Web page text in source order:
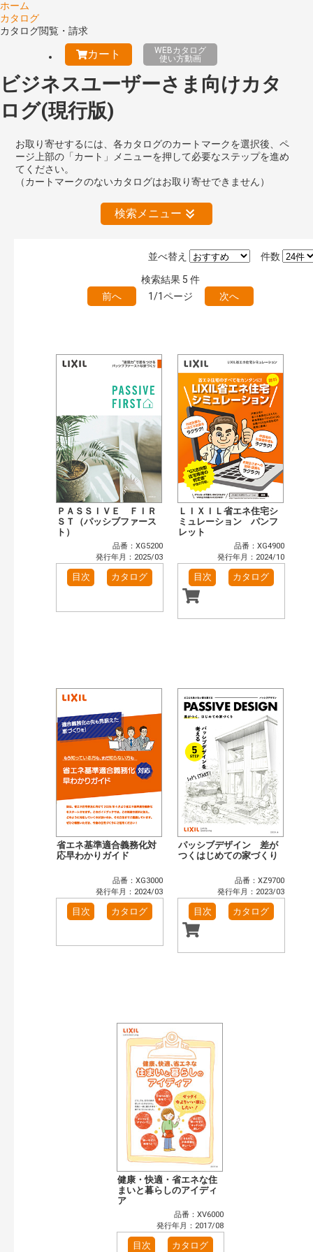
ホーム
カタログ
カタログ閲覧・請求
カート
WEBカタログ
使い方動画
ビジネスユーザーさま向けカタ
ログ(現行版)
お取り寄せするには、各カタログのカートマークを選択後、ペ
ージ上部の「カート」メニューを押して必要なステップを進め
てください。
（カートマークのないカタログはお取り寄せできません）
検索メニュー
絞り込みの解除
キーワード検索（あいまい）
目次も検索 検 索
おすすめハッシュタグ
まずはここから（2）
リフォームおすすめ（2）
省エネ住宅関連（5）
補助金・優遇制度を知る（1）
カテゴリー
窓・シャッター（3）
玄関ドア・引戸（2）
インテリア建材（1）
エクステリア（1）
キッチン（1）
浴室（1）
洗面化粧室（1）
トイレ（1）
小型電気温水器（1）
太陽光発電・屋根・外壁（4）
高性能住宅工法（4）
その他（5）
開始年:
件数
並べ替え
検索結果 5 件
前へ
1/1ページ 次へ
ＰＡＳＳＩＶＥ ＦＩＲ
ＳＴ（パッシブファース
ト）
品番：XG5200
発行年月：2025/03
目次 カタログ
ＬＩＸＩＬ省エネ住宅シ
ミュレーション パンフ
レット
品番：XG4900
発行年月：2024/10
目次 カタログ
省エネ基準適合義務化対
応早わかりガイド
品番：XG3000
発行年月：2024/03
目次 カタログ
パッシブデザイン 差が
つくはじめての家づくり
品番：XZ9700
発行年月：2023/03
目次 カタログ
健康・快適・省エネな住
まいと暮らしのアイディ
ア
品番：XV6000
発行年月：2017/08
目次 カタログ